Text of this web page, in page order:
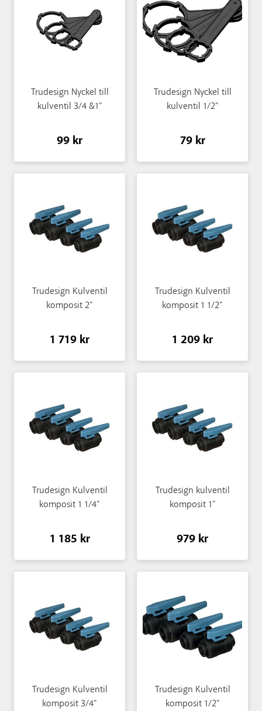
Trudesign Nyckel till
kulventil 3/4 &1"
99 kr
Trudesign Nyckel till
kulventil 1/2"
79 kr
Trudesign Kulventil
komposit 2"
1 719 kr
Trudesign Kulventil
komposit 1 1/2"
1 209 kr
Trudesign Kulventil
komposit 1 1/4"
1 185 kr
Trudesign kulventil
komposit 1"
979 kr
Trudesign Kulventil
komposit 3/4"
Trudesign Kulventil
komposit 1/2"